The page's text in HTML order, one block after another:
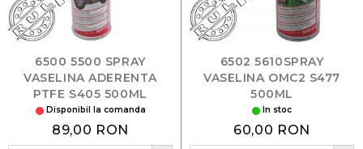
6500 5500 SPRAY
VASELINA ADERENTA
PTFE S405 500ML
Disponibil la comanda
89,00 RON
6502 5610SPRAY
VASELINA OMC2 S477
500ML
In stoc
60,00 RON